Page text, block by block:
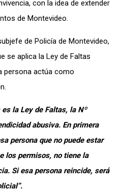
con la idea de extender
de Montevideo.
de Policía de Montevideo,
se aplica la Ley de Faltas
persona actúa como
la Ley de Faltas, la Nº
abusiva. En primera
persona que no puede estar
los permisos, no tiene la
Si esa persona reincide, será